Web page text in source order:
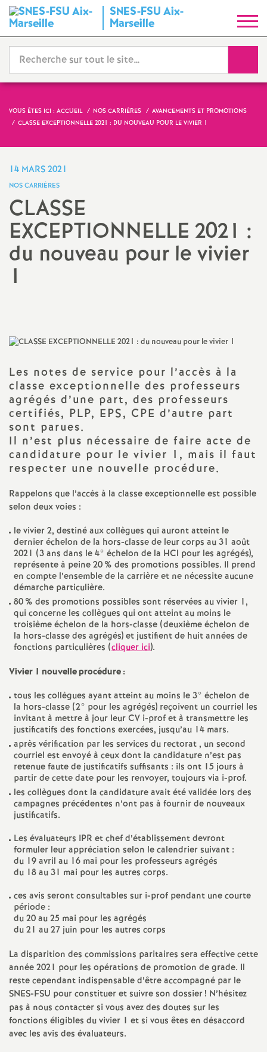
SNES-FSU Aix-
Marseille
y
n
d
i
t
N
i
o
n
a
l
e
s
E
n
e
i
g
n
e
m
e
n
s
d
e
VOUS ÊTES ICI : ACCUEIL NOS CARRIÈRES
AVANCEMENTS ET PROMOTIONS
CLASSE EXCEPTIONNELLE 2021 : DU NOUVEAU POUR LE VIVIER 1
14 MARS 2021
NOS CARRIÈRES
CLASSE
EXCEPTIONNELLE 2021 :
du nouveau pour le vivier
1
Les notes de service pour l’accès à la
classe exceptionnelle des professeurs
agrégés d’une part, des professeurs
certifiés, PLP, EPS, CPE d’autre part
sont parues.
Il n’est plus nécessaire de faire acte de
candidature pour le vivier 1, mais il faut
respecter une nouvelle procédure.
Rappelons que l’accès à la classe exceptionnelle est possible
selon deux voies :
le vivier 2, destiné aux collègues qui auront atteint le
dernier échelon de la hors-classe de leur corps au 31 août
2021 (3 ans dans le 4° échelon de la HCl pour les agrégés),
représente à peine 20% des promotions possibles. Il prend
en compte l’ensemble de la carrière et ne nécessite aucune
démarche particulière.
80% des promotions possibles sont réservées au vivier 1,
qui concerne les collègues qui ont atteint au moins le
troisième échelon de la hors-classe (deuxième échelon de
la hors-classe des agrégés) et justifient de huit années de
fonctions particulières (cliquer ici).
Vivier 1 nouvelle procédure :
tous les collègues ayant atteint au moins le 3° échelon de
la hors-classe (2° pour les agrégés) reçoivent un courriel les
invitant à mettre à jour leur CV i-prof et à transmettre les
justificatifs des fonctions exercées, jusqu’au 14 mars.
après vérification par les services du rectorat , un second
courriel est envoyé à ceux dont la candidature n’est pas
retenue faute de justificatifs suffisants : ils ont 15 jours à
partir de cette date pour les renvoyer, toujours via i-prof.
les collègues dont la candidature avait été validée lors des
campagnes précédentes n’ont pas à fournir de nouveaux
justificatifs.
Les évaluateurs IPR et chef d’établissement devront
formuler leur appréciation selon le calendrier suivant :
du 19 avril au 16 mai pour les professeurs agrégés
du 18 au 31 mai pour les autres corps.
ces avis seront consultables sur i-prof pendant une courte
période :
du 20 au 25 mai pour les agrégés
du 21 au 27 juin pour les autres corps
La disparition des commissions paritaires sera effective cette
année 2021 pour les opérations de promotion de grade. Il
reste cependant indispensable d’être accompagné par le
SNES-FSU pour constituer et suivre son dossier! N’hésitez
pas à nous contacter si vous avez des doutes sur les
fonctions éligibles du vivier 1 et si vous êtes en désaccord
avec les avis des évaluateurs.